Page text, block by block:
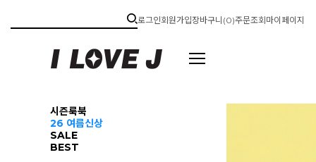
로그인회원가입장바구니(0)주문조회마이페이지
시즌룩북
26 여름신상
SALE
BEST